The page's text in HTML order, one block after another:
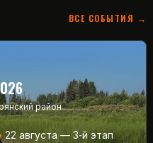
ВСЕ СОБЫТИЯ →
район
22 августа — 3‑й этап